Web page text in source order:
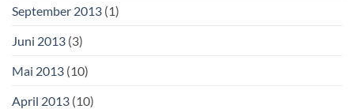
September 2013 (1)
Juni 2013 (3)
Mai 2013 (10)
April 2013 (10)